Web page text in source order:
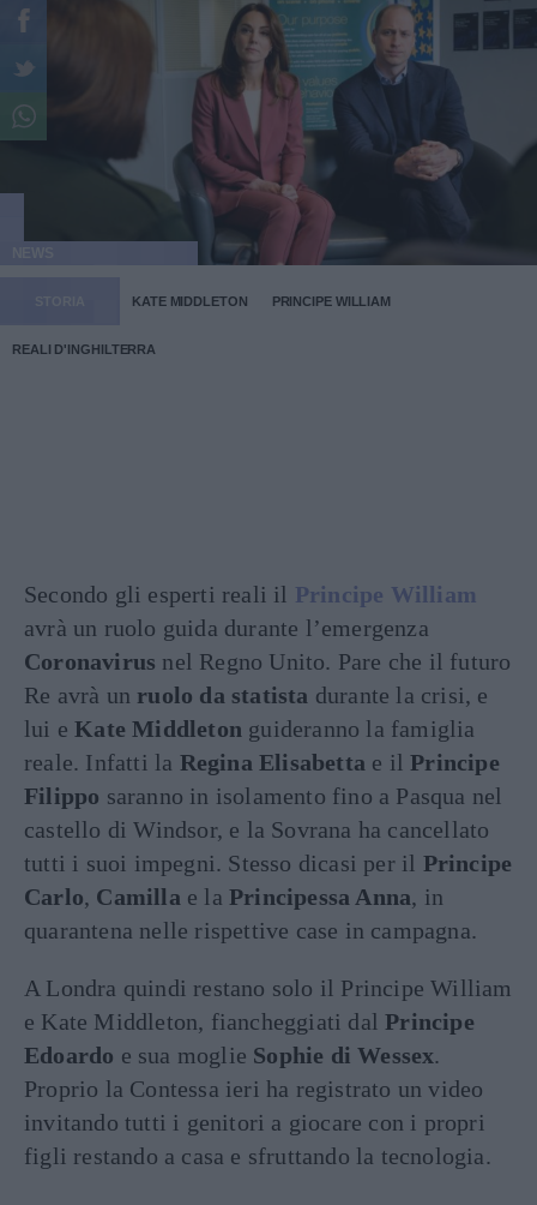
KATE MIDDLETON PRINCIPE WILLIAM
REALI D'INGHILTERRA
Secondo gli esperti reali il Principe William
avrà un ruolo guida durante l’emergenza
Coronavirus nel Regno Unito. Pare che il futuro
Re avrà un ruolo da statista durante la crisi, e
lui eKate Middleton guideranno la famiglia
reale. Infatti la Regina Elisabetta e ilPrincipe
Filippo saranno in isolamento fino a Pasqua nel
castello di Windsor, e la Sovrana ha cancellato
tutti i suoi impegni. Stesso dicasi per il Principe
Carlo, Camilla e laPrincipessa Anna, in
quarantena nelle rispettive case in campagna.
A Londra quindi restano solo il Principe William
e Kate Middleton, fiancheggiati dalPrincipe
Edoardo e sua moglie Sophie di Wessex.
Proprio la Contessa ieri ha registrato un video
invitando tutti i genitori a giocare con i propri
figli restando a casa e sfruttando la tecnologia.